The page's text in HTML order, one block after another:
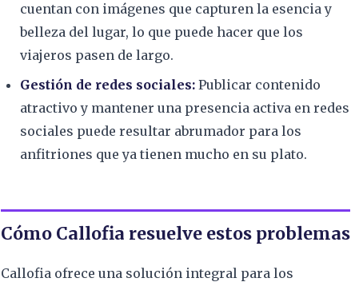
cuentan con imágenes que capturen la esencia y
belleza del lugar, lo que puede hacer que los
viajeros pasen de largo.
Gestión de redes sociales: Publicar contenido
atractivo y mantener una presencia activa en redes
sociales puede resultar abrumador para los
anfitriones que ya tienen mucho en su plato.
Cómo Callofia resuelve estos problemas
Callofia ofrece una solución integral para los